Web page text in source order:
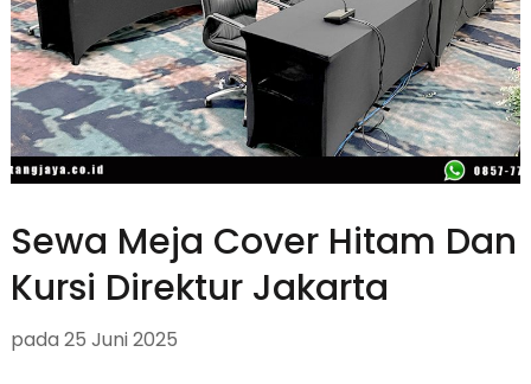
Sewa Meja Cover Hitam Dan
Kursi Direktur Jakarta
pada 25 Juni 2025